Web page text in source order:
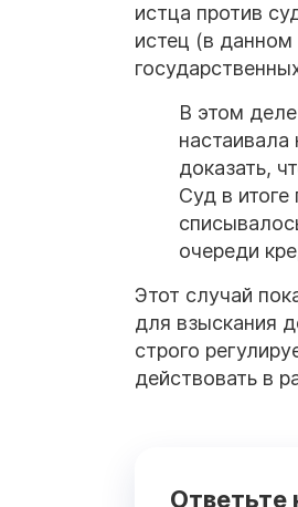
истца против
истец (в данном
В этом
настаивала
доказать,
Суд в
очереди
Этот случай
для взыскания
строго
действовать в
Ответьте